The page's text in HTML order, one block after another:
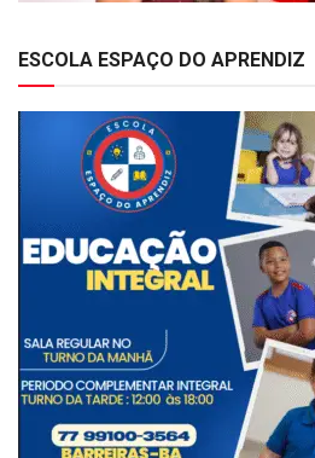
ESCOLA ESPAÇO DO APRENDIZ